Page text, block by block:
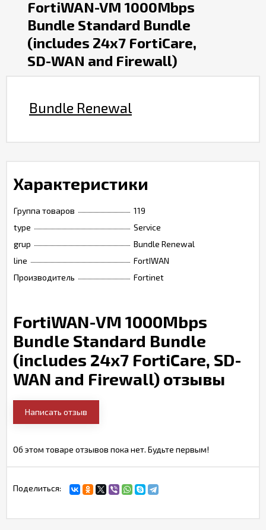
FortiWAN-VM 1000Mbps
Bundle Standard Bundle
(includes 24x7 FortiCare,
SD-WAN and Firewall)
Bundle Renewal
Характеристики
Группа товаров
119
type
Service
grup
Bundle Renewal
line
FortIWAN
Производитель
Fortinet
FortiWAN-VM 1000Mbps
Bundle Standard Bundle
(includes 24x7 FortiCare, SD-
WAN and Firewall) отзывы
Написать отзыв
Об этом товаре отзывов пока нет. Будьте первым!
Поделиться: